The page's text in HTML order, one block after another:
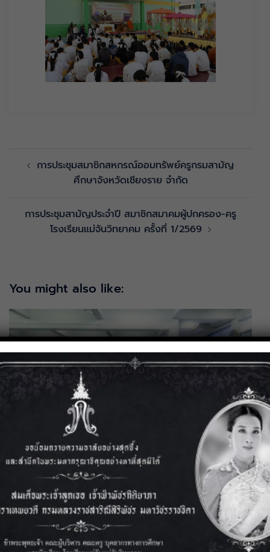
การประชุมสมาชิกสหกรณ์ออมทรัพย์ครูกรมสามัญ
ศึกษาจังหวัดเชียงราย จำกัด
การประชุมสามัญประจำปี สมาชิกสมาคมผู้ปกครอง-ครู
โรงเรียนแม่จันวิทยาคม ครั้งที่ 1/2569
You might also like:
3 สิงหาคม 2569
การประชุมเชิงปฏิบัติการและการแลกเปลี่ยนเรียนรู้วิธีปฏิบัติที่ดี
(Best Practice)